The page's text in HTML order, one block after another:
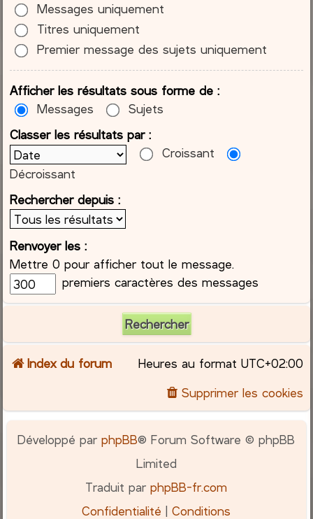
Messages uniquement
Titres uniquement
Premier message des sujets uniquement
Afficher les résultats sous forme de :
Messages
Sujets
Classer les résultats par :
Croissant
Décroissant
Rechercher depuis :
Renvoyer les :
Mettre 0 pour afficher tout le message.
premiers caractères des messages
Index du forum Heures au format UTC+02:00
Supprimer les cookies
Développé parphpBB® Forum Software © phpBB
Limited
Traduit parphpBB-fr.com
Confidentialité |Conditions